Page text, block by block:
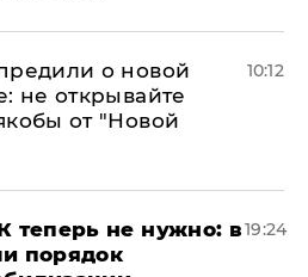
о новой
не открывайте
от "Новой
10:12
теперь не нужно: в
порядок
19:24